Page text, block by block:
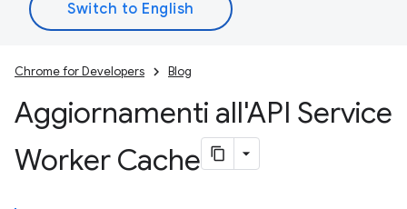
Chrome for Developers Blog
Aggiornamenti all'API Service
Worker Cache